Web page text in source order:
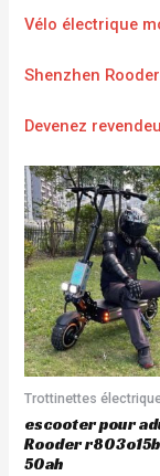
Vélo électrique
Shenzhen
Devenez
Trottinettes
escooter pour
Rooder
50ah